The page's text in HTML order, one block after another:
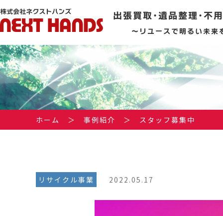
出張買取･遺品整理･不
～リユースで明るい未来
ホーム ＞ 事例紹介 ＞ スタッフ募集中
リサイクル事業 2022.05.17